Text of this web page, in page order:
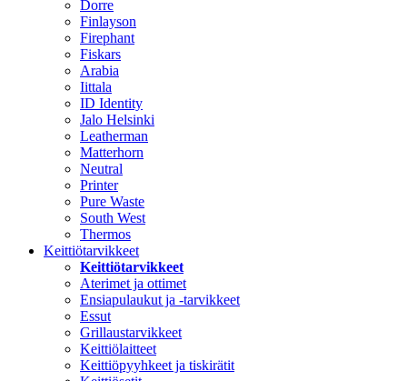
Dorre
Finlayson
Firephant
Fiskars
Arabia
Iittala
ID Identity
Jalo Helsinki
Leatherman
Matterhorn
Neutral
Printer
Pure Waste
South West
Thermos
Keittiötarvikkeet
Keittiötarvikkeet
Aterimet ja ottimet
Ensiapulaukut ja -tarvikkeet
Essut
Grillaustarvikkeet
Keittiölaitteet
Keittiöpyyhkeet ja tiskirätit